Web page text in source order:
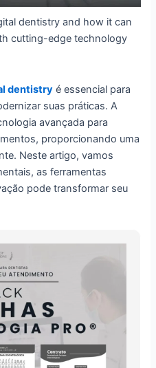
dentistry and how it can
cutting-edge technology
dentistry é essencial para
suas práticas. A
avançada para
proporcionando uma
Neste artigo, vamos
as ferramentas
pode transformar seu